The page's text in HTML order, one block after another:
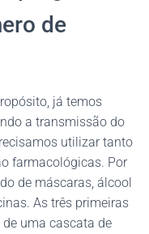
de
já temos
a transmissão do
utilizar tanto
farmacológicas. Por
de máscaras, álcool
As três primeiras
uma cascata de